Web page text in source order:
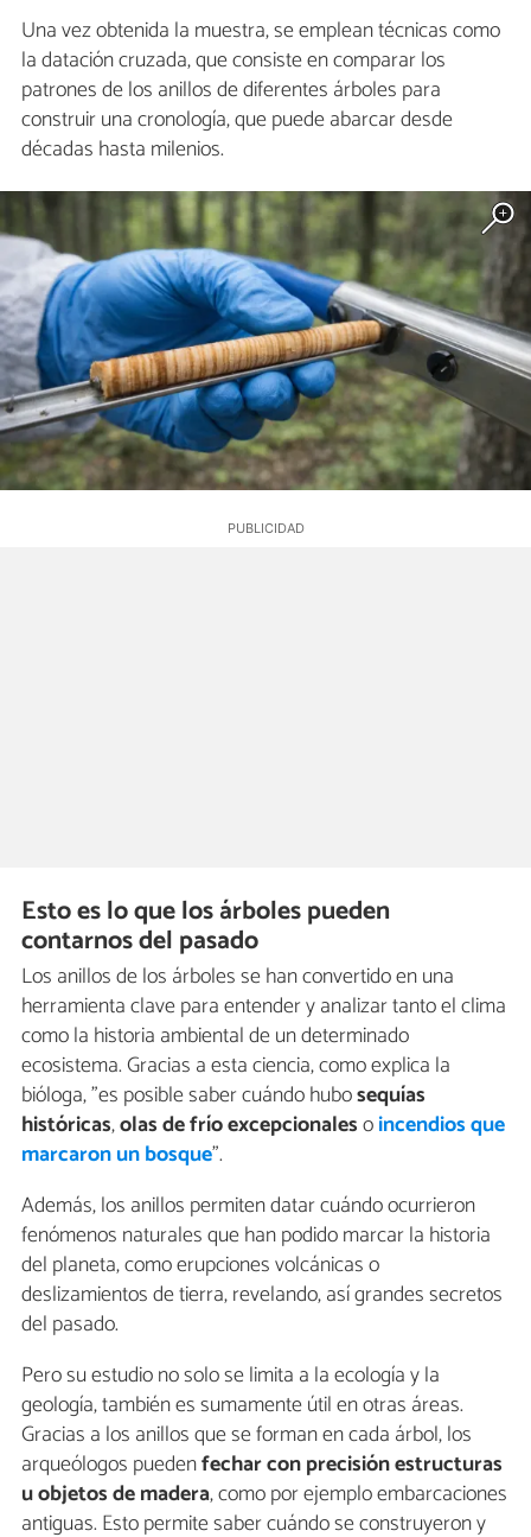
Una vez obtenida la muestra, se emplean técnicas como
la datación cruzada, que consiste en comparar los
patrones de los anillos de diferentes árboles para
construir una cronología, que puede abarcar desde
décadas hasta milenios.
Esto es lo que los árboles pueden
contarnos del pasado
Los anillos de los árboles se han convertido en una
herramienta clave para entender y analizar tanto el clima
como la historia ambiental de un determinado
ecosistema. Gracias a esta ciencia, como explica la
bióloga, "es posible saber cuándo hubosequías
históricas,olas de frío excepcionalesoincendios que
marcaron un bosque".
Además, los anillos permiten datar cuándo ocurrieron
fenómenos naturales que han podido marcar la historia
del planeta, como erupciones volcánicas o
deslizamientos de tierra, revelando, así grandes secretos
del pasado.
Pero su estudio no solo se limita a la ecología y la
geología, también es sumamente útil en otras áreas.
Gracias a los anillos que se forman en cada árbol, los
arqueólogos puedenfechar con precisión estructuras
u objetos de madera, como por ejemplo embarcaciones
antiguas. Esto permite saber cuándo se construyeron y